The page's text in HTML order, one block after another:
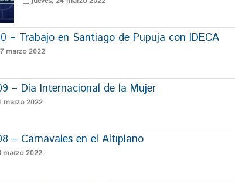
– Trabajo en Santiago de Pupuja con IDECA
marzo 2022
– Día Internacional de la Mujer
marzo 2022
– Carnavales en el Altiplano
marzo 2022